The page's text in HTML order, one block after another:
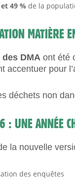
et 49 % de la
MATIÈRE
des DMA ont été
accentuer pour
déchets non
ANNÉE
la nouvelle
des enquêtes